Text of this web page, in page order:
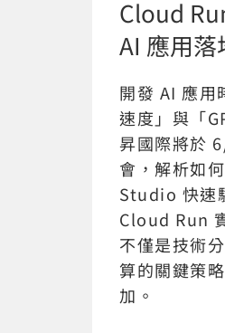
Cloud
AI 應用落
開發 AI 應用
速度」與「
昇國際將於
會，解析如
Studio 快速
Cloud Run
不僅是技術
算的關鍵策
加。